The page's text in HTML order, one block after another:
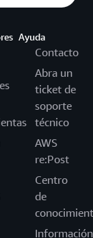
Ayuda
Contacto
Abra un
ticket de
soporte
técnico
AWS
re:Post
Centro
de
Información